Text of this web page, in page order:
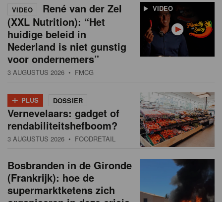
VIDEO
VIDEO
René van der Zel
(XXL Nutrition): “Het
huidige beleid in
Nederland is niet gunstig
voor ondernemers”
3 AUGUSTUS 2026 • FMCG
+ PLUS DOSSIER
Vernevelaars: gadget of
rendabiliteitshefboom?
3 AUGUSTUS 2026 • FOODRETAIL
Bosbranden in de Gironde
(Frankrijk): hoe de
supermarktketens zich